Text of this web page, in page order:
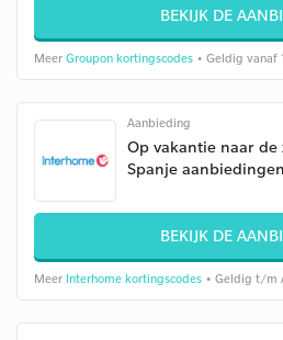
BEKIJK DE
Meer Groupon kortingscodes • Geldig vanaf
Aanbieding
Op vakantie naar
Spanje aanbiedingen
BEKIJK DE
Meer Interhome kortingscodes • Geldig t/m